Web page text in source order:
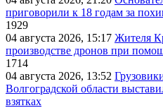
приговорили к 18 годам за
1929
04 августа 2026, 15:17 Жителя
производстве дронов при
1714
04 августа 2026, 13:52
Волгоградской области
взятках